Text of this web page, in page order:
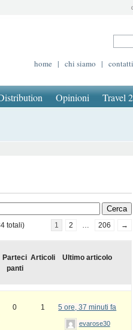
home | chi siamo | contatti
Opinioni Travel
totali) 1 2 … 206 →
Parteci
panti
Articoli Ultimo articolo
0 1 5 ore, 37 minuti fa
evarose30